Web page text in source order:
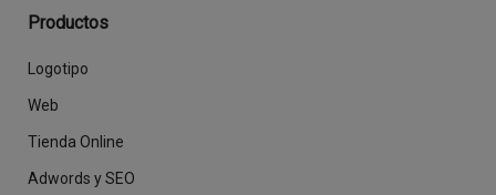
Productos
Logotipo
Web
Tienda Online
Adwords y SEO